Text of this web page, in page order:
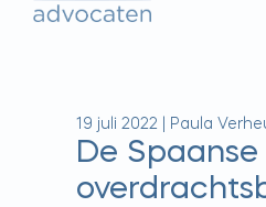
19 juli 2022 Paula
De Spaanse